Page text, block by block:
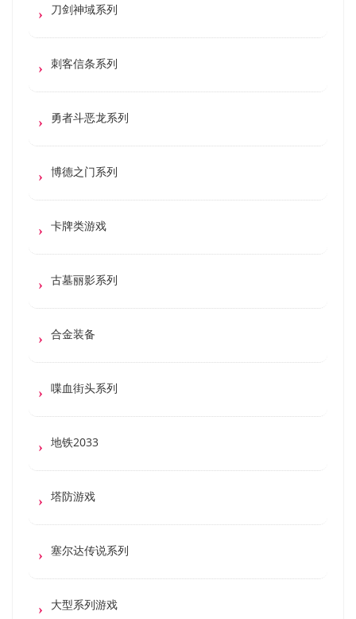
刀剑神域系列
刺客信条系列
勇者斗恶龙系列
博德之门系列
卡牌类游戏
古墓丽影系列
合金装备
喋血街头系列
地铁2033
塔防游戏
塞尔达传说系列
大型系列游戏